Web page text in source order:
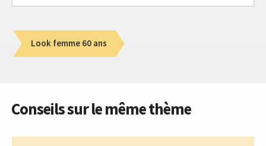
Look femme 60 ans
Conseils sur le même thème